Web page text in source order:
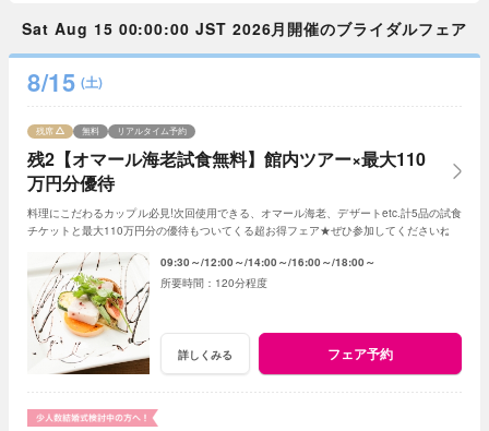
Sat Aug 15 00:00:00 JST 2026月開催のブライダルフェア
8/15 (土)
残2【オマール海老試食無料】館内ツアー×最大110
万円分優待
残席 無料 リアルタイム予約
料理にこだわるカップル必見!次回使用できる、オマール海老、デザートetc.計5品の試食
チケットと最大110万円分の優待もついてくる超お得フェア★ぜひ参加してくださいね♪
09:30～ 12:00～ 14:00～ 16:00～ 18:00～
120分程度
詳しくみる フェア予約